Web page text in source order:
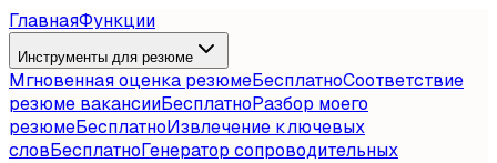
ГлавнаяФункции
Инструменты для резюме
Мгновенная оценка резюмеБесплатноСоответствие
резюме вакансииБесплатноРазбор моего
резюмеБесплатноИзвлечение ключевых
словБесплатноГенератор сопроводительных